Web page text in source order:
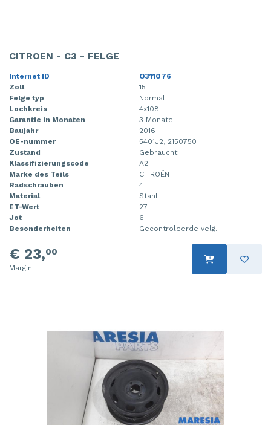
CITROEN - C3 - FELGE
Internet ID
O311076
Zoll
15
Felge typ
Normal
Lochkreis
4x108
Garantie in Monaten
3 Monate
Baujahr
2016
OE-nummer
5401J2, 2150750
Zustand
Gebraucht
Klassifizierungscode
A2
Marke des Teils
CITROËN
Radschrauben
4
Material
Stahl
ET-Wert
27
Jot
6
Besonderheiten
Gecontroleerde velg.
€ 23,00
Margin